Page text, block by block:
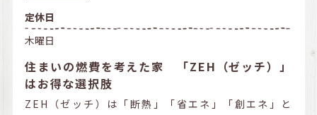
定休日
木曜日
住まいの燃費を考えた家 「ZEH（ゼッチ）」
はお得な選択肢
ZEH（ゼッチ）は「断熱」「省エネ」「創エネ」と